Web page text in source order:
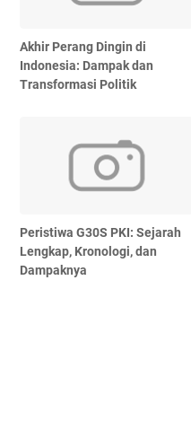
Akhir Perang Dingin di
Indonesia: Dampak dan
Transformasi Politik
Peristiwa G30S PKI: Sejarah
Lengkap, Kronologi, dan
Dampaknya